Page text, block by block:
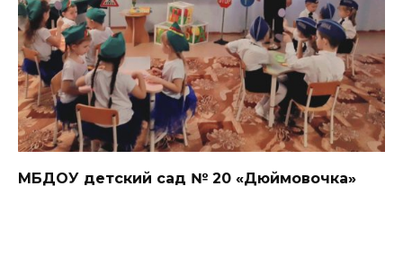
МБДОУ детский сад № 20 «Дюймовочка»